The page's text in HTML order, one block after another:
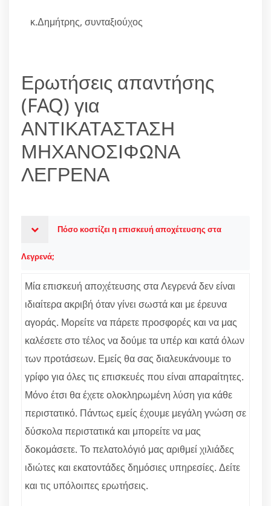
κ.Δημήτρης, συνταξιούχος
Ερωτήσεις απαντήσης
(FAQ) για
ΑΝΤΙΚΑΤΑΣΤΑΣΗ
ΜΗΧΑΝΟΣΙΦΩΝΑ
ΛΕΓΡΕΝΑ
Πόσο κοστίζει η επισκευή αποχέτευσης στα
Λεγρενά;
Μία επισκευή αποχέτευσης στα Λεγρενά δεν είναι
ιδιαίτερα ακριβή όταν γίνει σωστά και με έρευνα
αγοράς. Μορείτε να πάρετε προσφορές και να μας
καλέσετε στο τέλος να δούμε τα υπέρ και κατά όλων
των προτάσεων. Εμείς θα σας διαλευκάνουμε το
γρίφο για όλες τις επισκευές που είναι απαραίτητες.
Μόνο έτσι θα έχετε ολοκληρωμένη λύση για κάθε
περιστατικό. Πάντως εμείς έχουμε μεγάλη γνώση σε
δύσκολα περιστατικά και μπορείτε να μας
δοκομάσετε. Το πελατολόγιό μας αριθμεί χιλιάδες
ιδιώτες και εκατοντάδες δημόσιες υπηρεσίες. Δείτε
και τις υπόλοιπες ερωτήσεις.